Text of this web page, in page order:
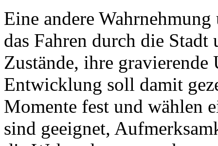
Eine andere
das Fahren durch die
Zustände, ihre
Entwicklung soll damit
Momente fest und wählen
sind geeignet,